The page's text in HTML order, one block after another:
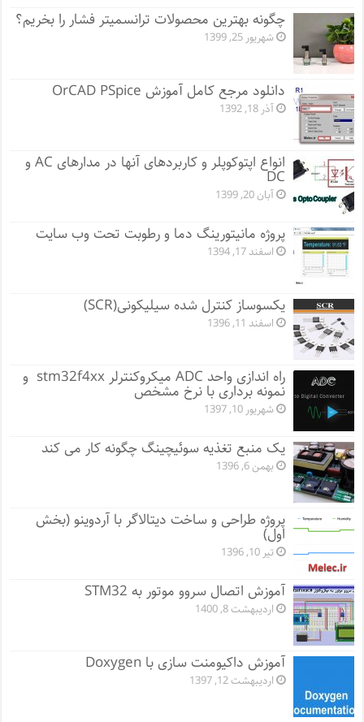
چگونه بهترین محصولات ترانسمیتر فشار را بخریم؟
شهریور 25, 1399
دانلود مرجع کامل آموزش OrCAD PSpice
آذر 18, 1392
انواع اپتوکوپلر و کاربردهای آنها در مدارهای AC و
DC
آبان 20, 1399
پروژه مانيتورينگ دما و رطوبت تحت وب سایت
اسفند 17, 1394
یکسوساز کنترل شده سیلیکونی(SCR)
اسفند 11, 1396
راه اندازی واحد ADC میکروکنترلر stm32f4xx و
نمونه برداری با نرخ مشخص
شهریور 10, 1397
یک منبع تغذیه سوئیچینگ چگونه کار می کند
بهمن 6, 1396
پروژه طراحی و ساخت دیتالاگر با آردوینو (بخش
اول)
تیر 10, 1396
آموزش اتصال سروو موتور به STM32
اردیبهشت 8, 1400
آموزش داکیومنت سازی با Doxygen
اردیبهشت 12, 1397